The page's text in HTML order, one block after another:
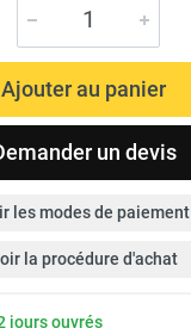
Ajouter au panier
un devis
les modes de paiement
la procédure d'achat
jours ouvrés